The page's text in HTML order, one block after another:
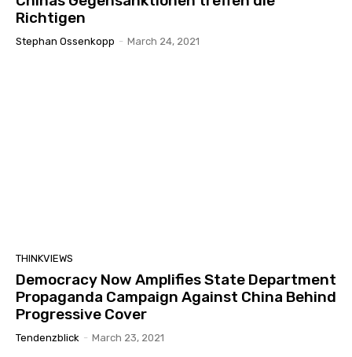
Richtigen
Stephan Ossenkopp - March 24, 2021
THINKVIEWS
Democracy Now Amplifies State Department
Propaganda Campaign Against China Behind
Progressive Cover
Tendenzblick - March 23, 2021